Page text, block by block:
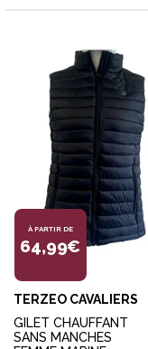
À PARTIR DE
64,99€
TERZEO CAVALIERS
GILET CHAUFFANT
SANS MANCHES